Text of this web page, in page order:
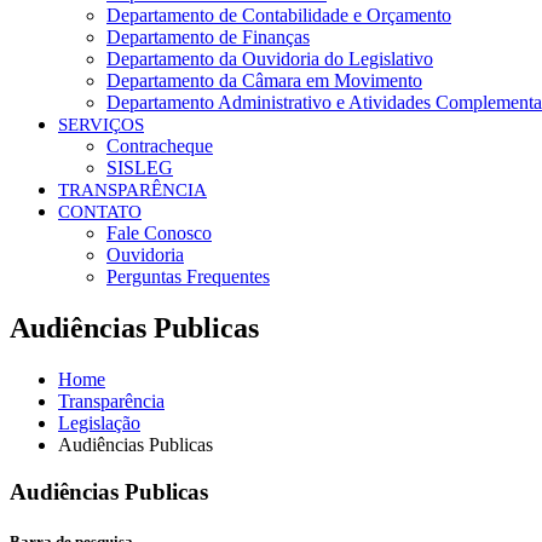
Departamento de Contabilidade e Orçamento
Departamento de Finanças
Departamento da Ouvidoria do Legislativo
Departamento da Câmara em Movimento
Departamento Administrativo e Atividades
SERVIÇOS
Contracheque
SISLEG
TRANSPARÊNCIA
CONTATO
Fale Conosco
Ouvidoria
Perguntas Frequentes
Audiências Publicas
Home
Transparência
Legislação
Audiências Publicas
Audiências Publicas